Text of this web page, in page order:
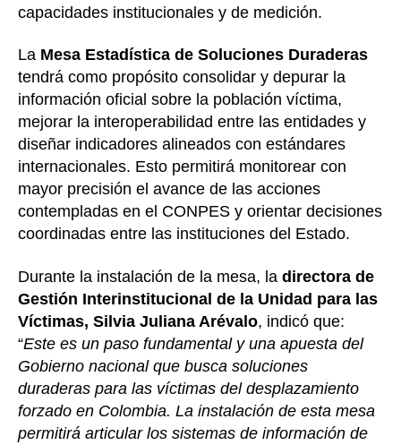
capacidades institucionales y de medición.
La Mesa Estadística de Soluciones Duraderas
tendrá como propósito consolidar y depurar la
información oficial sobre la población víctima,
mejorar la interoperabilidad entre las entidades y
diseñar indicadores alineados con estándares
internacionales. Esto permitirá monitorear con
mayor precisión el avance de las acciones
contempladas en el CONPES y orientar decisiones
coordinadas entre las instituciones del Estado.
Durante la instalación de la mesa, la directora de
Gestión Interinstitucional de la Unidad para las
Víctimas, Silvia Juliana Arévalo, indicó que:
“Este es un paso fundamental y una apuesta del
Gobierno nacional que busca soluciones
duraderas para las víctimas del desplazamiento
forzado en Colombia. La instalación de esta mesa
permitirá articular los sistemas de información de